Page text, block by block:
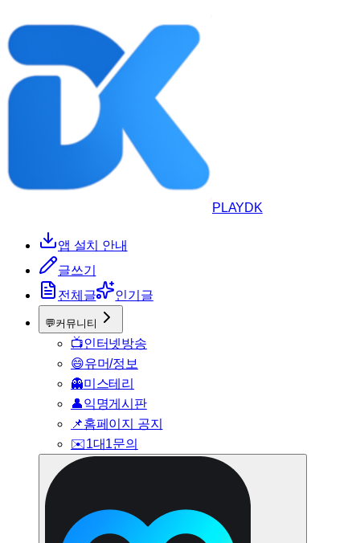
PLAYDK
앱 설치 안내
글쓰기
전체글
인기글
💬커뮤니티
📺인터넷방송
😄유머/정보
👻미스테리
👤익명게시판
📌홈페이지 공지
✉️1대1문의